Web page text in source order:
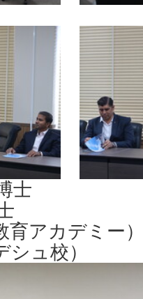
Patil博士
教育アカデ
プラデ